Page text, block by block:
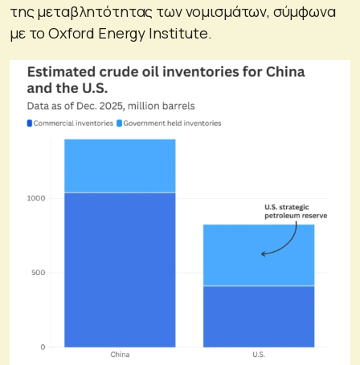
της μεταβλητότητας των νομισμάτων, σύμφωνα
με το Oxford Energy Institute.